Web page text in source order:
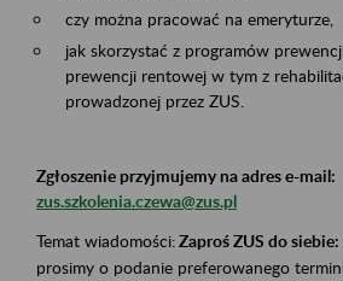
czy można pracować na emeryturze,
jak skorzystać z programów
prewencji rentowej w tym z
prowadzonej przez ZUS.
Zgłoszenie przyjmujemy na adres e-mail:
zus.szkolenia.czewa@zus.pl
Temat wiadomości:Zaproś ZUS do
prosimy o podanie preferowanego